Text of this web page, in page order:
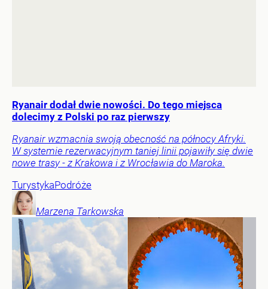
Ryanair dodał dwie nowości. Do tego miejsca
dolecimy z Polski po raz pierwszy
Ryanair wzmacnia swoją obecność na północy Afryki.
W systemie rezerwacyjnym taniej linii pojawiły się dwie
nowe trasy - z Krakowa i z Wrocławia do Maroka.
TurystykaPodróże
Marzena Tarkowska